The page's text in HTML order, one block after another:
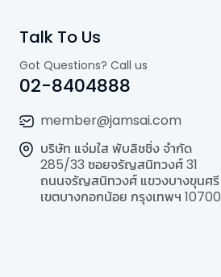
Talk To Us
Got Questions? Call us
02-8404888
member@jamsai.com
บริษัท แจ่มใส พับลิชชิ่ง จำกัด
285/33 ซอยจรัญสนิทวงศ์ 31
ถนนจรัญสนิทวงศ์ แขวงบางขุนศรี
เขตบางกอกน้อย กรุงเทพฯ 10700